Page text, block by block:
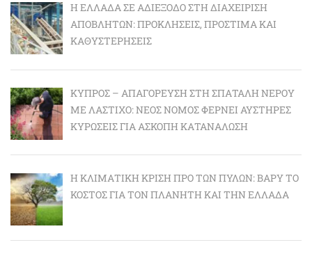
Η ΕΛΛΆΔΑ ΣΕ ΑΔΙΈΞΟΔΟ ΣΤΗ ΔΙΑΧΕΊΡΙΣΗ
ΑΠΟΒΛΉΤΩΝ: ΠΡΟΚΛΉΣΕΙΣ, ΠΡΌΣΤΙΜΑ ΚΑΙ
ΚΑΘΥΣΤΕΡΉΣΕΙΣ
ΚΎΠΡΟΣ – ΑΠΑΓΌΡΕΥΣΗ ΣΤΗ ΣΠΑΤΆΛΗ ΝΕΡΟΎ
ΜΕ ΛΆΣΤΙΧΟ: ΝΈΟΣ ΝΌΜΟΣ ΦΈΡΝΕΙ ΑΥΣΤΗΡΈΣ
ΚΥΡΏΣΕΙΣ ΓΙΑ ΆΣΚΟΠΗ ΚΑΤΑΝΆΛΩΣΗ
Η ΚΛΙΜΑΤΙΚΉ ΚΡΊΣΗ ΠΡΟ ΤΩΝ ΠΥΛΏΝ: BΑΡΎ ΤΟ
ΚΌΣΤΟΣ ΓΙΑ ΤΟΝ ΠΛΑΝΉΤΗ ΚΑΙ ΤΗΝ ΕΛΛΆΔΑ